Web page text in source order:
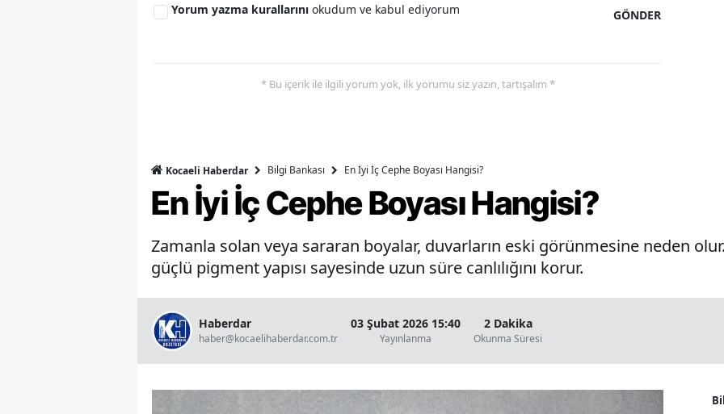
GÖNDER
Yorum yazma kurallarını okudum ve kabul ediyorum
* Bu içerik ile ilgili yorum yok, ilk yorumu siz yazın, tartışalım *
Kocaeli Haberdar Bilgi Bankası En İyi İç Cephe Boyası Hangisi?
En İyi İç Cephe Boyası Hangisi?
Zamanla solan veya sararan boyalar, duvarların eski görünmesine neden
güçlü pigment yapısı sayesinde uzun süre canlılığını korur.
Haberdar
haber@kocaelihaberdar.com.tr
03 Şubat 2026 15:40
Yayınlanma
2 Dakika
Okunma Süresi